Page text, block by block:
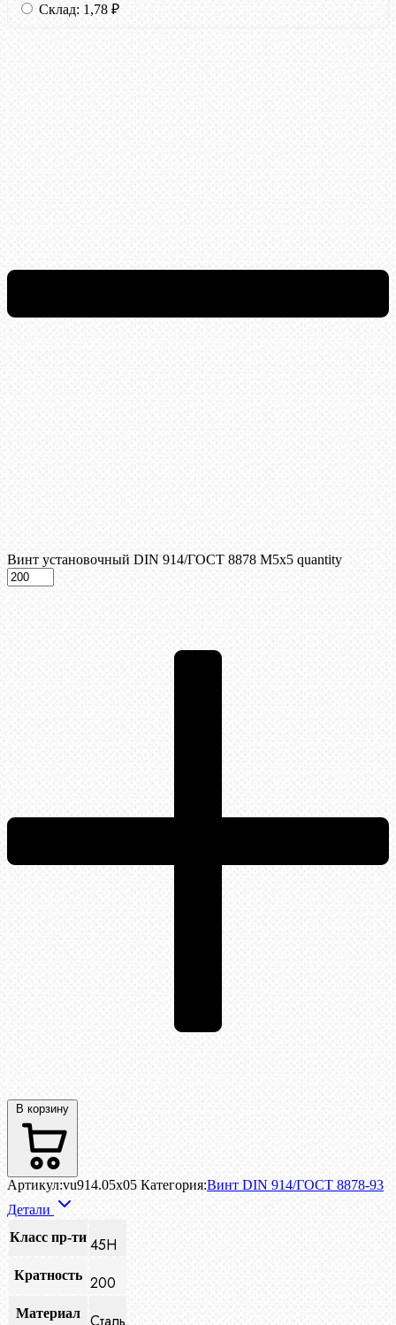
Склад: 1,78 ₽
Винт установочный DIN 914/ГОСТ 8878 M5x5 quantity
В корзину
Артикул:vu914.05x05 Категория:Винт DIN 914/ГОСТ 8878-93
Детали
Класс пр-ти 45H
Кратность 200
Материал